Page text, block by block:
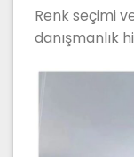
Renk seçimi
danışmanlık